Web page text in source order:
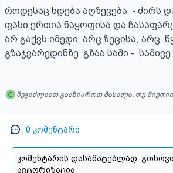
როდესაც ხდება აღზევება  - ძირს
ფასი ერთია ნაყოფისა და
არ გაქვს იმედი  არც ზეცისა, არც
გზაჯვარედინზე  გზაა სამი -
შეგიძლიათ გააზიაროთ მასალა, თუ
0 კომენტარი